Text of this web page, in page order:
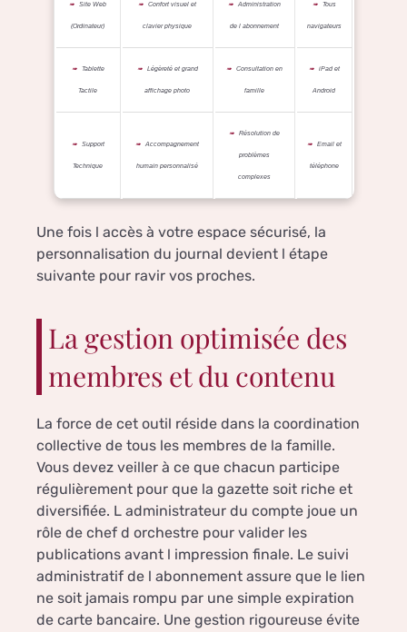
Site Web
(Ordinateur)
Confort visuel et
clavier physique
Administration
de l abonnement
Tous
navigateurs
Tablette
Tactile
Légèreté et grand
affichage photo
Consultation en
famille
iPad et
Android
Support
Technique
Accompagnement
humain personnalisé
Résolution de
problèmes
complexes
Email et
téléphone
Une fois l accès à votre espace sécurisé, la
personnalisation du journal devient l étape
suivante pour ravir vos proches.
La gestion optimisée des
membres et du contenu
La force de cet outil réside dans la coordination
collective de tous les membres de la famille.
Vous devez veiller à ce que chacun participe
régulièrement pour que la gazette soit riche et
diversifiée. L administrateur du compte joue un
rôle de chef d orchestre pour valider les
publications avant l impression finale. Le suivi
administratif de l abonnement assure que le lien
ne soit jamais rompu par une simple expiration
de carte bancaire. Une gestion rigoureuse évite